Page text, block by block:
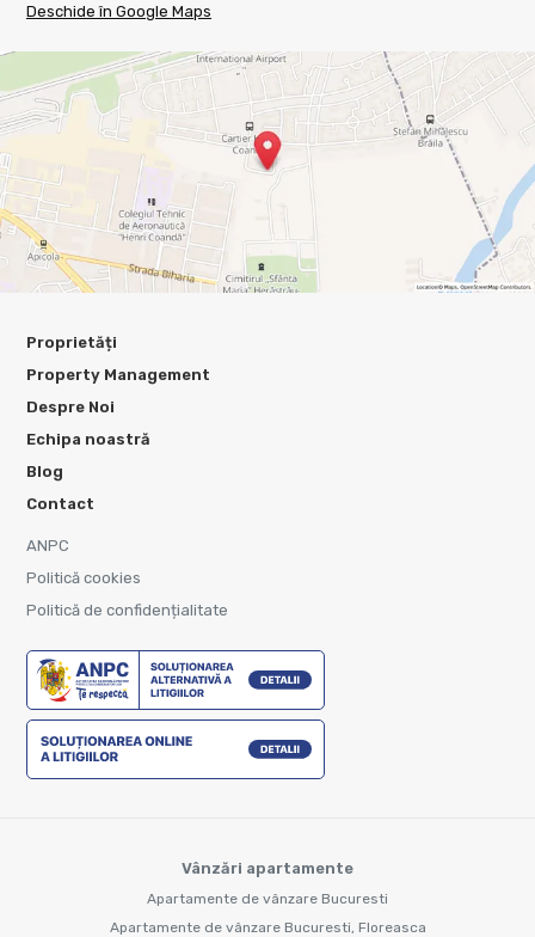
Deschide în Google Maps
Proprietăți
Property Management
Despre Noi
Echipa noastră
Blog
Contact
ANPC
Politică cookies
Politică de confidențialitate
Vânzări apartamente
Apartamente de vânzare Bucuresti
Apartamente de vânzare Bucuresti, Floreasca